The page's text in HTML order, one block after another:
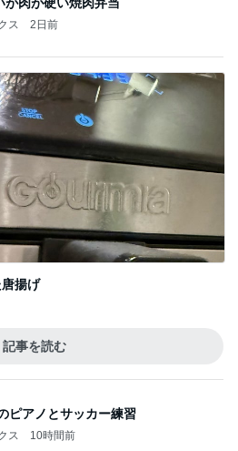
ス 2日前
揚げ
記事を読む
ピアノとサッカー練習
ス 10時間前